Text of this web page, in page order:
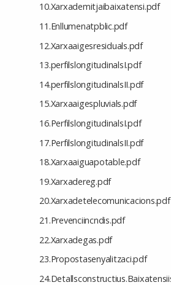
10.Xarxademitjaibaixatensi.pdf
11.Enllumenatpblic.pdf
12.Xarxaaigesresiduals.pdf
13.perfilslongitudinalsI.pdf
14.perfilslongitudinalsII.pdf
15.Xarxaaigespluvials.pdf
16.PerfilslongitudinalsI.pdf
17.PerfilslongitudinalsII.pdf
18.Xarxaaiguapotable.pdf
19.Xarxadereg.pdf
20.Xarxadetelecomunicacions.pdf
21.Prevenciincndis.pdf
22.Xarxadegas.pdf
23.Propostasenyalitzaci.pdf